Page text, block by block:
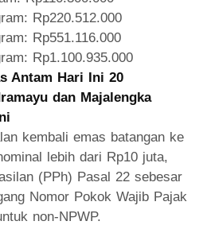
Rp220.512.000‎
Rp551.116.000
Rp1.100.935.000
Antam Hari Ini 20
dan Majalengka
kembali emas batangan ke
lebih dari Rp10 juta,
(PPh) Pasal 22 sebesar
Nomor Pokok Wajib Pajak
non-NPWP.